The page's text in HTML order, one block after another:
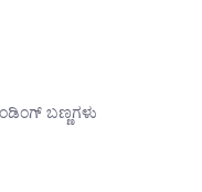
ಬಣ್ಣಗಳು